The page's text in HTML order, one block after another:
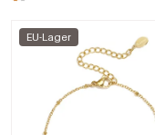
EU-Lager